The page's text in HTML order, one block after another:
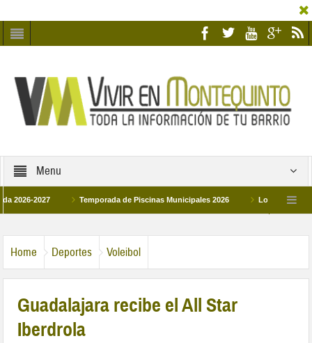
Menu
2027 Temporada de Piscinas Municipales 2026 Los Campus de
Home Deportes Voleibol
Guadalajara recibe el All Star
Iberdrola